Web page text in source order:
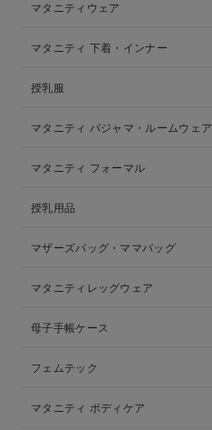
マタニティウェア
マタニティ 下着・インナー
授乳服
マタニティ パジャマ・ルームウェア
マタニティ フォーマル
授乳用品
マザーズバッグ・ママバッグ
マタニティレッグウェア
母子手帳ケース
フェムテック
マタニティ ボディケア